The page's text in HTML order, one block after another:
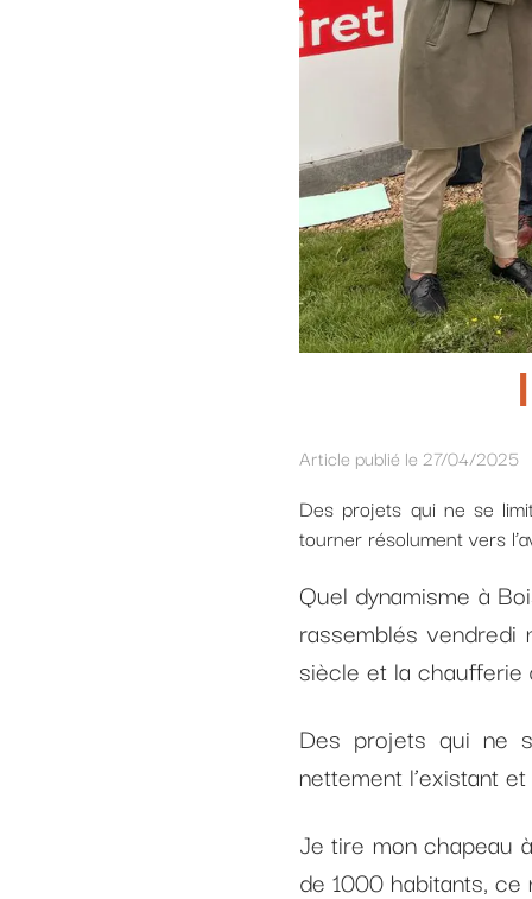
Article publié le 27/04/2025
Des projets qui ne se
tourner résolument vers
Quel dynamisme à
rassemblés
siècle et la
Des projets qui ne
nettement l’existant
Je tire mon chapeau
de 1000 habitants,